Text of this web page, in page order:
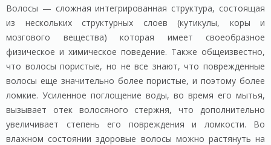
Волосы — сложная интегрированная структура, состоящая
из нескольких структурных слоев (кутикулы, коры и
мозгового вещества) которая имеет своеобразное
физическое и химическое поведение. Также общеизвестно,
что волосы пористые, но не все знают, что поврежденные
волосы еще значительно более пористые, и поэтому более
ломкие. Усиленное поглощение воды, во время его мытья,
вызывает отек волосяного стержня, что дополнительно
увеличивает степень его повреждения и ломкости. Во
влажном состоянии здоровые волосы можно растянуть на